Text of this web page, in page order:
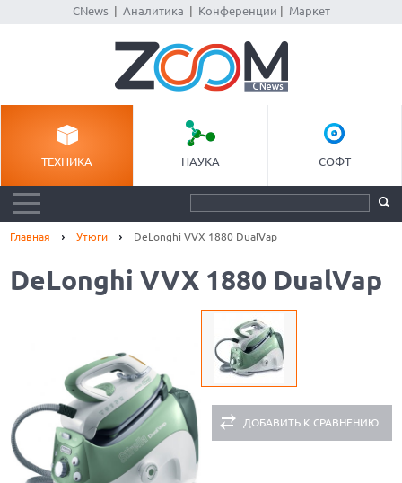
CNews| Аналитика Конференции Маркет
ТЕХНИКА НАУКА СОФТ
Главная Утюги DeLonghi VVX 1880 DualVap
DeLonghi VVX 1880 DualVap
ДОБАВИТЬ К СРАВНЕНИЮ